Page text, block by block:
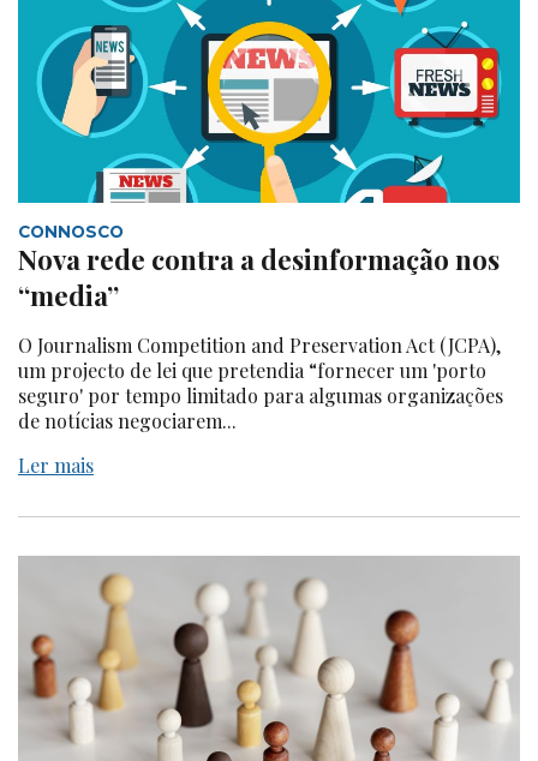
CONNOSCO
Nova rede contra a desinformação nos
“media”
O Journalism Competition and Preservation Act (JCPA),
um projecto de lei que pretendia “fornecer um 'porto
seguro' por tempo limitado para algumas organizações
de notícias negociarem...
Ler mais